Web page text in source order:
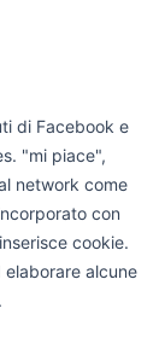
di Facebook e
"mi piace",
network come
con
cookie.
alcune